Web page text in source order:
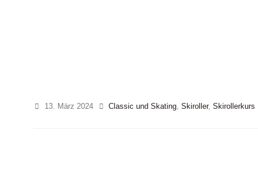
13. März 2024 Classic und Skating,Skiroller,Skirollerkurs